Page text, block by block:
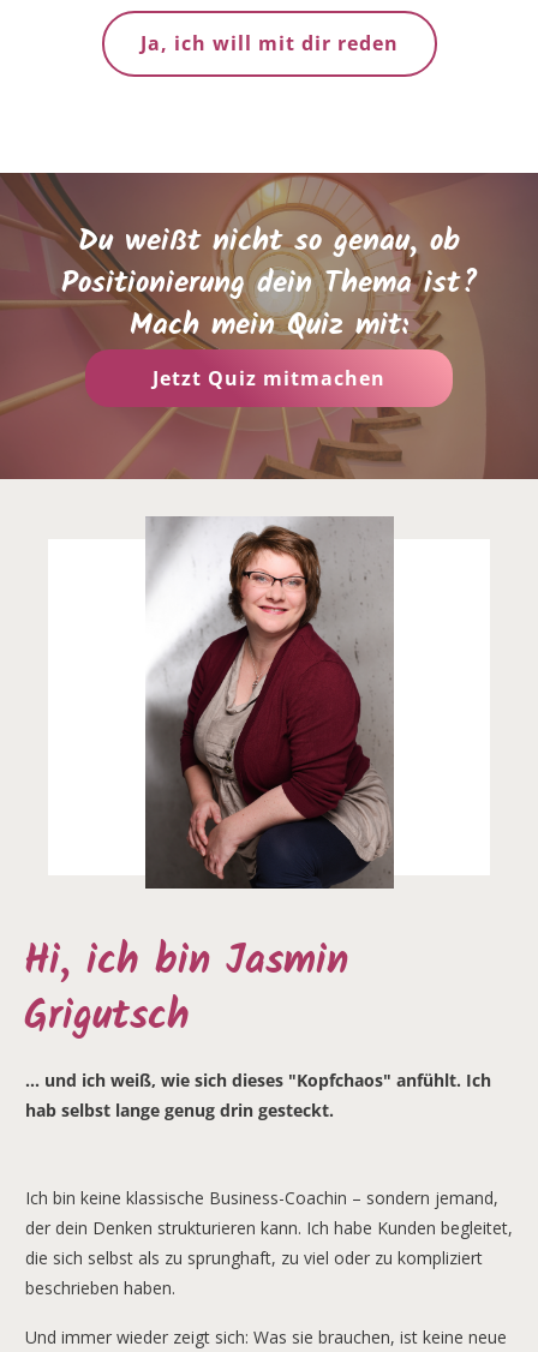
Ja, ich will mit dir reden
Du weißt nicht so genau, ob
Positionierung dein Thema ist?
Mach mein Quiz mit:
Jetzt Quiz mitmachen
Hi, ich bin Jasmin
Grigutsch
... und ich weiß, wie sich dieses "Kopfchaos" anfühlt. Ich
hab selbst lange genug drin gesteckt.
Ich bin keine klassische Business-Coachin – sondern jemand,
der dein Denken strukturieren kann. Ich habe Kunden begleitet,
die sich selbst als zu sprunghaft, zu viel oder zu kompliziert
beschrieben haben.
Und immer wieder zeigt sich: Was sie brauchen, ist keine neue